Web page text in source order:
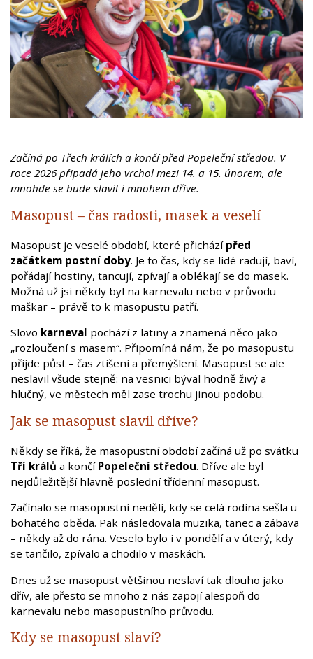
Začíná po Třech králích a končí před Popeleční středou. V
roce 2026 připadá jeho vrchol mezi 14. a 15. únorem, ale
mnohde se bude slavit i mnohem dříve.
Masopust – čas radosti, masek a veselí
Masopust je veselé období, které přichází před
začátkem postní doby. Je to čas, kdy se lidé radují, baví,
pořádají hostiny, tancují, zpívají a oblékají se do masek.
Možná už jsi někdy byl na karnevalu nebo v průvodu
maškar – právě to k masopustu patří.
Slovo karneval pochází z latiny a znamená něco jako
„rozloučení s masem“. Připomíná nám, že po masopustu
přijde půst – čas ztišení a přemýšlení. Masopust se ale
neslavil všude stejně: na vesnici býval hodně živý a
hlučný, ve městech měl zase trochu jinou podobu.
Jak se masopust slavil dříve?
Někdy se říká, že masopustní období začíná už po svátku
Tří králů a končí Popeleční středou. Dříve ale byl
nejdůležitější hlavně poslední třídenní masopust.
Začínalo se masopustní nedělí, kdy se celá rodina sešla u
bohatého oběda. Pak následovala muzika, tanec a zábava
– někdy až do rána. Veselo bylo i v pondělí a v úterý, kdy
se tančilo, zpívalo a chodilo v maskách.
Dnes už se masopust většinou neslaví tak dlouho jako
dřív, ale přesto se mnoho z nás zapojí alespoň do
karnevalu nebo masopustního průvodu.
Kdy se masopust slaví?